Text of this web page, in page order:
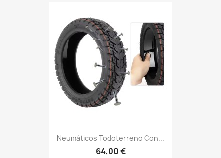
Neumáticos Todoterreno Con...
64,00 €